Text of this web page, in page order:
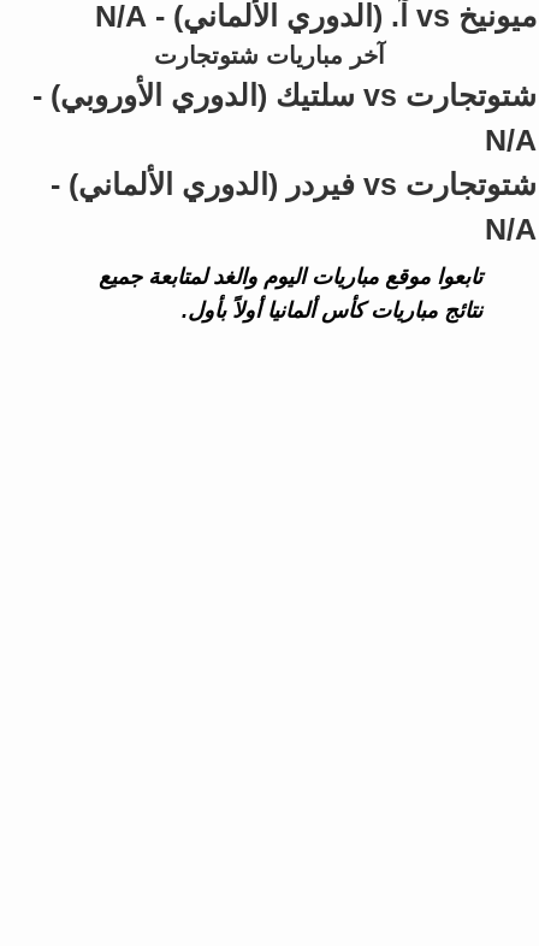
ميونيخ vs آ. (الدوري الألماني) - N/A
آخر مباريات شتوتجارت
شتوتجارت vs سلتيك (الدوري الأوروبي) -
N/A
شتوتجارت vs فيردر (الدوري الألماني) -
N/A
تابعوا موقع مباريات اليوم والغد لمتابعة جميع
نتائج مباريات كأس ألمانيا أولاً بأول.